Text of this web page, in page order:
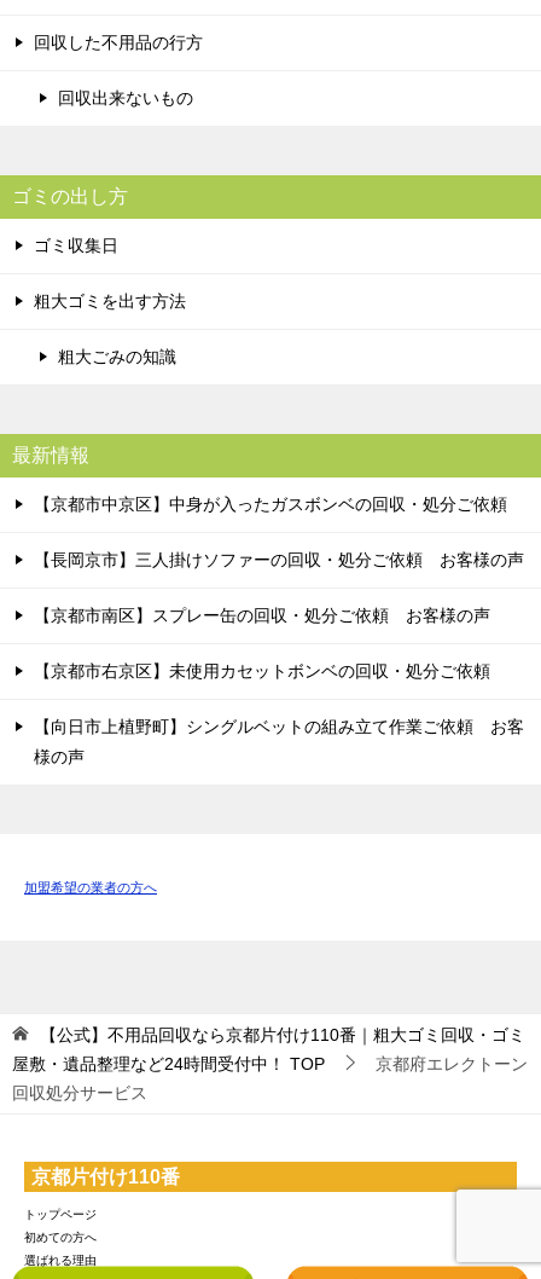
回収した不用品の行方
回収出来ないもの
ゴミの出し方
ゴミ収集日
粗大ゴミを出す方法
粗大ごみの知識
最新情報
【京都市中京区】中身が入ったガスボンベの回収・処分ご依頼
【長岡京市】三人掛けソファーの回収・処分ご依頼 お客様の声
【京都市南区】スプレー缶の回収・処分ご依頼 お客様の声
【京都市右京区】未使用カセットボンベの回収・処分ご依頼
【向日市上植野町】シングルベットの組み立て作業ご依頼 お客
様の声
加盟希望の業者の方へ
【公式】不用品回収なら京都片付け110番｜粗大ゴミ回収・ゴミ
屋敷・遺品整理など24時間受付中！
TOP
京都府エレクトーン
回収処分サービス
京都片付け110番
トップページ
初めての方へ
選ばれる理由